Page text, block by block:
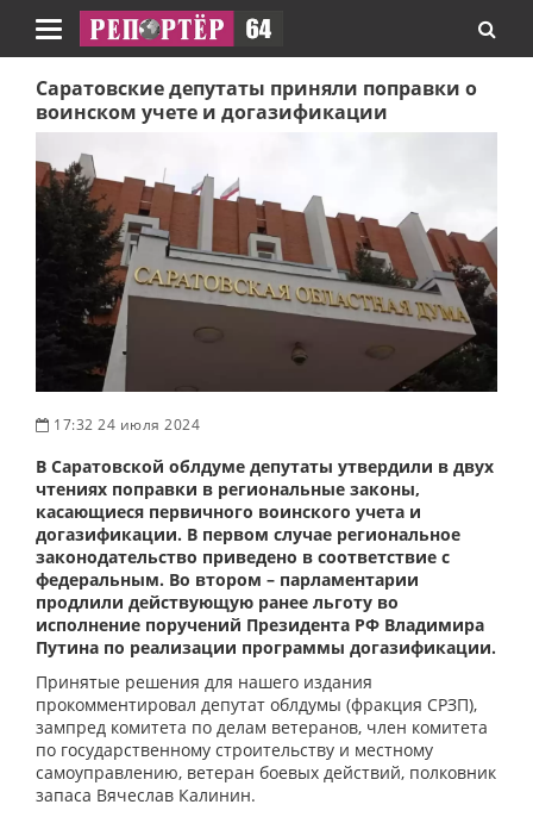
Навигация
Саратовские депутаты приняли поправки о
воинском учете и догазификации
17:32 24 июля 2024
В Саратовской облдуме депутаты утвердили в двух
чтениях поправки в региональные законы,
касающиеся первичного воинского учета и
догазификации. В первом случае региональное
законодательство приведено в соответствие с
федеральным. Во втором – парламентарии
продлили действующую ранее льготу во
исполнение поручений Президента РФ Владимира
Путина по реализации программы догазификации.
Принятые решения для нашего издания
прокомментировал депутат облдумы (фракция СРЗП),
зампред комитета по делам ветеранов, член комитета
по государственному строительству и местному
самоуправлению, ветеран боевых действий, полковник
запаса Вячеслав Калинин.